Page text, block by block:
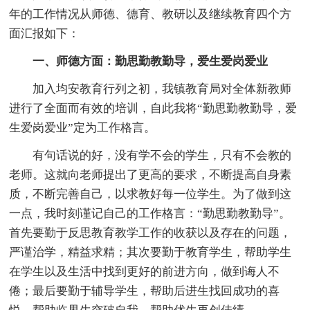
年的工作情况从师德、德育、教研以及继续教育四个方
面汇报如下：
一、师德方面：勤思勤教勤导，爱生爱岗爱业
加入均安教育行列之初，我镇教育局对全体新教师
进行了全面而有效的培训，自此我将“勤思勤教勤导，爱
生爱岗爱业”定为工作格言。
有句话说的好，没有学不会的学生，只有不会教的
老师。这就向老师提出了更高的要求，不断提高自身素
质，不断完善自己，以求教好每一位学生。为了做到这
一点，我时刻谨记自己的工作格言：“勤思勤教勤导”。
首先要勤于反思教育教学工作的收获以及存在的问题，
严谨治学，精益求精；其次要勤于教育学生，帮助学生
在学生以及生活中找到更好的前进方向，做到诲人不
倦；最后要勤于辅导学生，帮助后进生找回成功的喜